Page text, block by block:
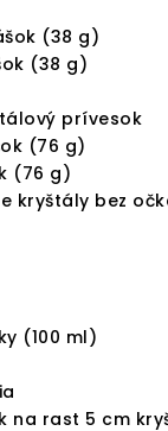
(38 g)
(38 g)
prívesok
(76 g)
(76 g)
kryštály bez
(100 ml)
na rast 5 cm